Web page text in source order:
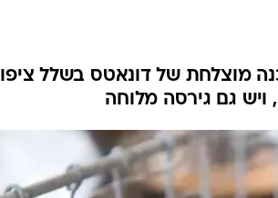
מוצלחת של דונאטס בשלל
ויש גם גירסה מלוחה